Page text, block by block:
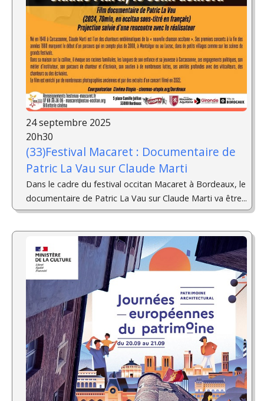
24 septembre 2025
20h30
(33)Festival Macaret : Documentaire de
Patric La Vau sur Claude Marti
Dans le cadre du festival occitan Macaret à Bordeaux, le
documentaire de Patric La Vau sur Claude Marti va être...